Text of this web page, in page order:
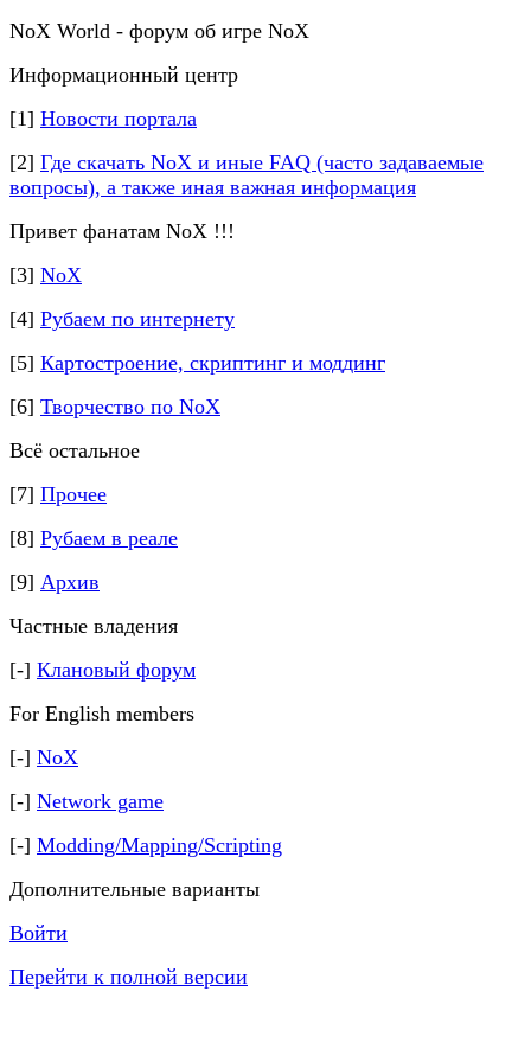
NoX World - форум об игре NoX
Информационный центр
[1] Новости портала
[2] Где скачать NoX и иные FAQ (часто задаваемые
вопросы), а также иная важная информация
Привет фанатам NoX !!!
[3] NoX
[4] Рубаем по интернету
[5] Картостроение, скриптинг и моддинг
[6] Творчество по NoX
Всё остальное
[7] Прочее
[8] Рубаем в реале
[9] Архив
Частные владения
[-] Клановый форум
For English members
[-] NoX
[-] Network game
[-] Modding/Mapping/Scripting
Дополнительные варианты
Войти
Перейти к полной версии